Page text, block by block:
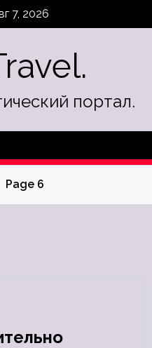
7, 2026
портал.
Page 6